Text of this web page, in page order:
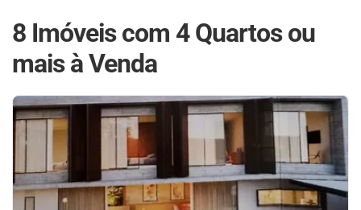
8 Imóveis com 4 Quartos ou
mais à Venda